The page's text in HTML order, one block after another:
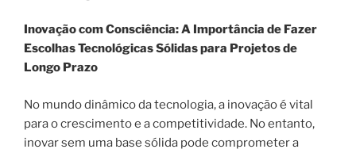
Inovação com Consciência: A Importância de Fazer
Escolhas Tecnológicas Sólidas para Projetos de
Longo Prazo
No mundo dinâmico da tecnologia, a inovação é vital
para o crescimento e a competitividade. No entanto,
inovar sem uma base sólida pode comprometer a